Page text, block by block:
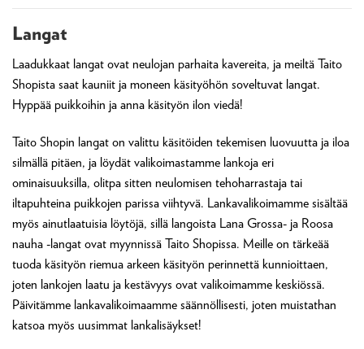
Langat
Laadukkaat langat ovat neulojan parhaita kavereita, ja meiltä Taito
Shopista saat kauniit ja moneen käsityöhön soveltuvat langat.
Hyppää puikkoihin ja anna käsityön ilon viedä!
Taito Shopin langat on valittu käsitöiden tekemisen luovuutta ja iloa
silmällä pitäen, ja löydät valikoimastamme lankoja eri
ominaisuuksilla, olitpa sitten neulomisen tehoharrastaja tai
iltapuhteina puikkojen parissa viihtyvä. Lankavalikoimamme sisältää
myös ainutlaatuisia löytöjä, sillä langoista Lana Grossa- ja Roosa
nauha -langat ovat myynnissä Taito Shopissa. Meille on tärkeää
tuoda käsityön riemua arkeen käsityön perinnettä kunnioittaen,
joten lankojen laatu ja kestävyys ovat valikoimamme keskiössä.
Päivitämme lankavalikoimaamme säännöllisesti, joten muistathan
katsoa myös uusimmat lankalisäykset!